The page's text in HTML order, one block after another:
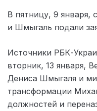
В пятницу, 9 января,
и Шмыгаль подали
Источники РБК-
вторник, 13 января,
Дениса Шмыгаля и
трансформации
должностей и